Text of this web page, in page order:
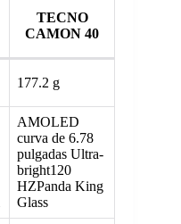
TECNO
CAMON 40
177.2 g
AMOLED
curva de 6.78
pulgadas Ultra-
bright120
HZPanda King
Glass